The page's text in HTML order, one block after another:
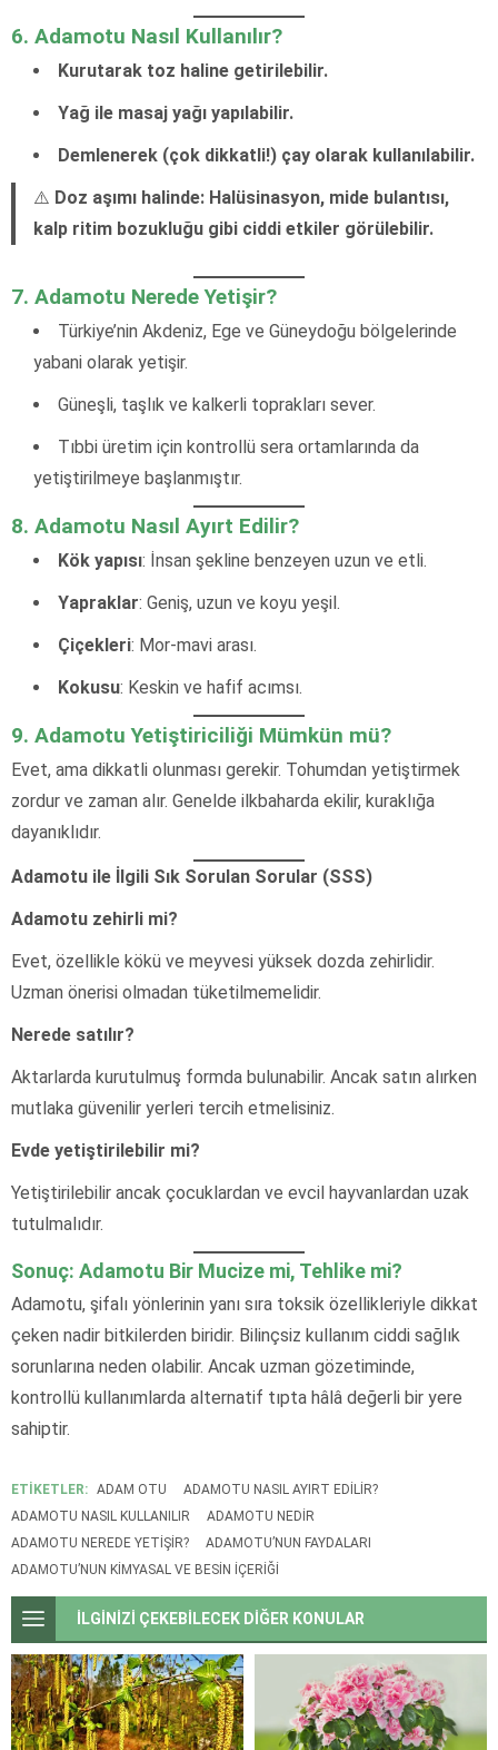
6. Adamotu Nasıl Kullanılır?
Kurutarak toz haline getirilebilir.
Yağ ile masaj yağı yapılabilir.
Demlenerek (çok dikkatli!) çay olarak kullanılabilir.
⚠️ Doz aşımı halinde: Halüsinasyon, mide bulantısı,
kalp ritim bozukluğu gibi ciddi etkiler görülebilir.
7. Adamotu Nerede Yetişir?
Türkiye’nin Akdeniz, Ege ve Güneydoğu bölgelerinde
yabani olarak yetişir.
Güneşli, taşlık ve kalkerli toprakları sever.
Tıbbi üretim için kontrollü sera ortamlarında da
yetiştirilmeye başlanmıştır.
8. Adamotu Nasıl Ayırt Edilir?
Kök yapısı: İnsan şekline benzeyen uzun ve etli.
Yapraklar: Geniş, uzun ve koyu yeşil.
Çiçekleri: Mor-mavi arası.
Kokusu: Keskin ve hafif acımsı.
9. Adamotu Yetiştiriciliği Mümkün mü?
Evet, ama dikkatli olunması gerekir. Tohumdan yetiştirmek
zordur ve zaman alır. Genelde ilkbaharda ekilir, kuraklığa
dayanıklıdır.
Adamotu ile İlgili Sık Sorulan Sorular (SSS)
Adamotu zehirli mi?
Evet, özellikle kökü ve meyvesi yüksek dozda zehirlidir.
Uzman önerisi olmadan tüketilmemelidir.
Nerede satılır?
Aktarlarda kurutulmuş formda bulunabilir. Ancak satın alırken
mutlaka güvenilir yerleri tercih etmelisiniz.
Evde yetiştirilebilir mi?
Yetiştirilebilir ancak çocuklardan ve evcil hayvanlardan uzak
tutulmalıdır.
Sonuç: Adamotu Bir Mucize mi, Tehlike mi?
Adamotu, şifalı yönlerinin yanı sıra toksik özellikleriyle dikkat
çeken nadir bitkilerden biridir. Bilinçsiz kullanım ciddi sağlık
sorunlarına neden olabilir. Ancak uzman gözetiminde,
kontrollü kullanımlarda alternatif tıpta hâlâ değerli bir yere
sahiptir.
ETİKETLER: ADAM OTU
ADAMOTU NASIL AYIRT EDILIR?
ADAMOTU NASIL KULLANILIR
ADAMOTU NEDIR
ADAMOTU NEREDE YETIŞIR?
ADAMOTU’NUN FAYDALARI
ADAMOTU’NUN KIMYASAL VE BESIN İÇERIĞI
İLGİNİZİ ÇEKEBİLECEK DİĞER KONULAR